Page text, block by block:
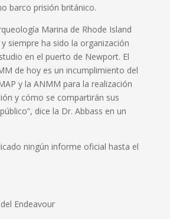
barco prisión británico.
Marina de Rhode Island
siempre ha sido la organización
en el puerto de Newport. El
de hoy es un incumplimiento del
y la ANMM para la realización
y cómo se compartirán sus
dice la Dr. Abbass en un
ningún informe oficial hasta el
Endeavour